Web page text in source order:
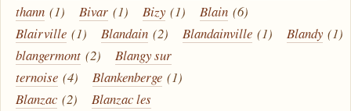
thann (1) Bivar (1) Bizy (1) Blain (6)
Blairville (1) Blandain (2) Blandainville (1) Blandy (1)
blangermont (2)
Blangy sur
ternoise (4) Blankenberge (1)
Blanzac (2)
Blanzac les